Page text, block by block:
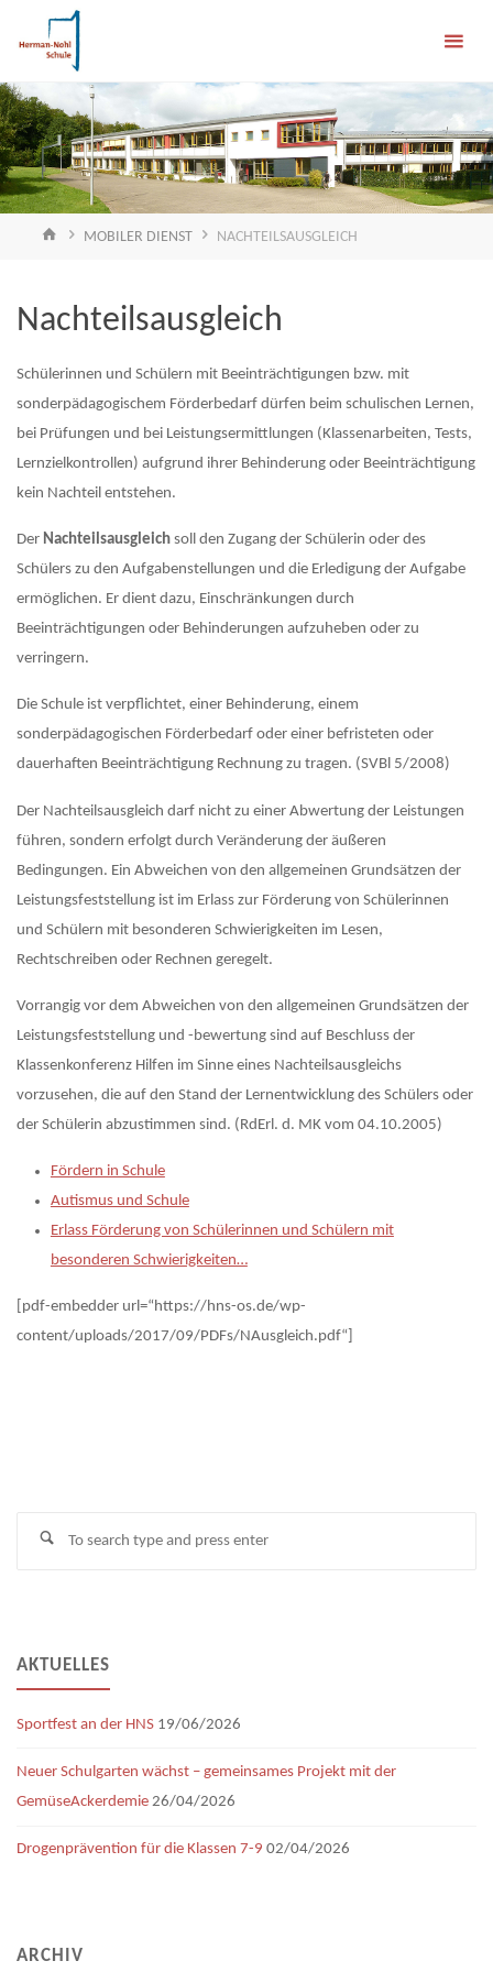
Nohl-
Schule
FÖRDERSCHULE
EMOTIONALE &
SOZIALE
ENTWICKLUNG
HOMEMOBILER DIENST NACHTEILSAUSGLEICH
Nachteilsausgleich
Schülerinnen und Schülern mit Beeinträchtigungen bzw. mit
sonderpädagogischem Förderbedarf dürfen beim schulischen Lernen,
bei Prüfungen und bei Leistungsermittlungen (Klassenarbeiten, Tests,
Lernzielkontrollen) aufgrund ihrer Behinderung oder Beeinträchtigung
kein Nachteil entstehen.
Der Nachteilsausgleich soll den Zugang der Schülerin oder des
Schülers zu den Aufgabenstellungen und die Erledigung der Aufgabe
ermöglichen. Er dient dazu, Einschränkungen durch
Beeinträchtigungen oder Behinderungen aufzuheben oder zu
verringern.
Die Schule ist verpflichtet, einer Behinderung, einem
sonderpädagogischen Förderbedarf oder einer befristeten oder
dauerhaften Beeinträchtigung Rechnung zu tragen. (SVBl 5/2008)
Der Nachteilsausgleich darf nicht zu einer Abwertung der Leistungen
führen, sondern erfolgt durch Veränderung der äußeren
Bedingungen. Ein Abweichen von den allgemeinen Grundsätzen der
Leistungsfeststellung ist im Erlass zur Förderung von Schülerinnen
und Schülern mit besonderen Schwierigkeiten im Lesen,
Rechtschreiben oder Rechnen geregelt.
Vorrangig vor dem Abweichen von den allgemeinen Grundsätzen der
Leistungsfeststellung und -bewertung sind auf Beschluss der
Klassenkonferenz Hilfen im Sinne eines Nachteilsausgleichs
vorzusehen, die auf den Stand der Lernentwicklung des Schülers oder
der Schülerin abzustimmen sind. (RdErl. d. MK vom 04.10.2005)
Fördern in Schule
Autismus und Schule
Erlass Förderung von Schülerinnen und Schülern mit
besonderen Schwierigkeiten…
[pdf-embedder url=“https://hns-os.de/wp-
content/uploads/2017/09/PDFs/NAusgleich.pdf“]
Search
AKTUELLES
Sportfest an der HNS 19/06/2026
Neuer Schulgarten wächst – gemeinsames Projekt mit der
GemüseAckerdemie 26/04/2026
Drogenprävention für die Klassen 7-9 02/04/2026
ARCHIV